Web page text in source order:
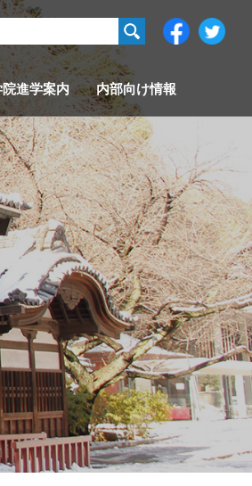
進学案内 内部向け情報